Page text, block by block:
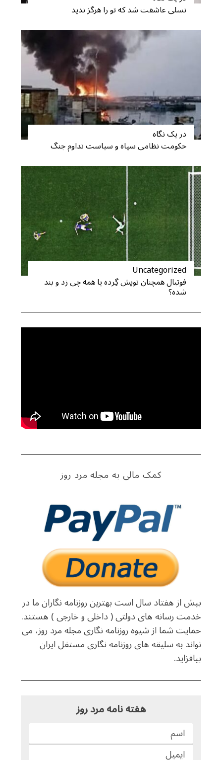
نسلی عاشقت شد که تو را هرگز ندید
در یک نگاه
حکومت نظامی سپاه و سیاست تداوم جنگ
Uncategorized
فوتبال همچنان توپش گِرده یا همه چی زد و بند
شده؟
کمک مالی به مجله مرد روز
بیش از هفتاد سال است بهترین روزنامه نگاران ما در
خدمت رسانه های دولتی ( داخلی و خارجی ) هستند.
حمایت شما از شیوه روزنامه نگاری مجله مرد روز، می
تواند به سلیقه های روزنامه نگاری مستقل ایران
بیافزاید.
هفته نامه مرد روز